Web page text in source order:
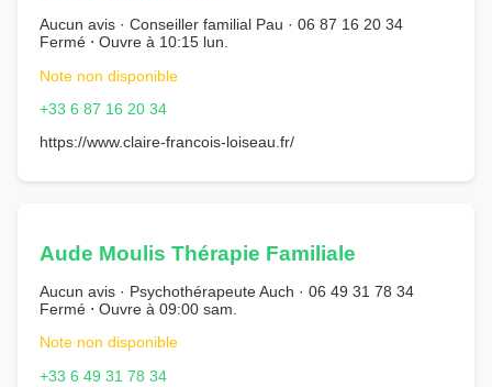
Aucun avis · Conseiller familial Pau · 06 87 16 20 34
Fermé ⋅ Ouvre à 10:15 lun.
Note non disponible
+33 6 87 16 20 34
https://www.claire-francois-loiseau.fr/
Aude Moulis Thérapie Familiale
Aucun avis · Psychothérapeute Auch · 06 49 31 78 34
Fermé ⋅ Ouvre à 09:00 sam.
Note non disponible
+33 6 49 31 78 34